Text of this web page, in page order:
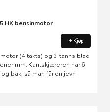
HK bensinmotor
Kjøp
(4-takts) og 3-tanns blad
mm. Kantskjæreren har 6
bak, så man får en jevn